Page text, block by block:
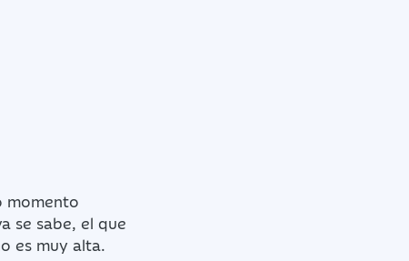
momento
se sabe, el que
es muy alta.